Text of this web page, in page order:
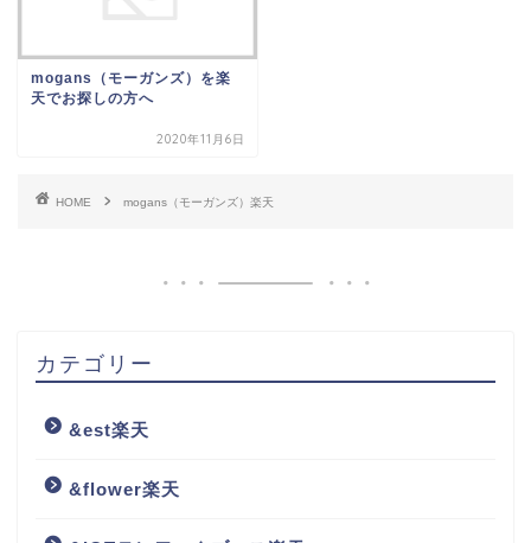
mogans（モーガンズ）を楽
天でお探しの方へ
2020年11月6日
HOME mogans（モーガンズ）楽天
カテゴリー
&est楽天
&flower楽天